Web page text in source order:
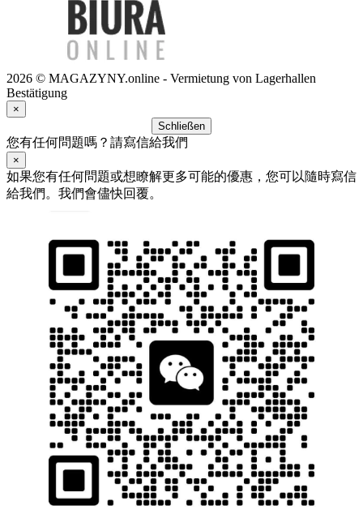
2026 © MAGAZYNY.online - Vermietung von Lagerhallen
Bestätigung
×
Schließen
您有任何問題嗎？請寫信給我們
×
如果您有任何問題或想瞭解更多可能的優惠，您可以隨時寫信
給我們。我們會儘快回覆。